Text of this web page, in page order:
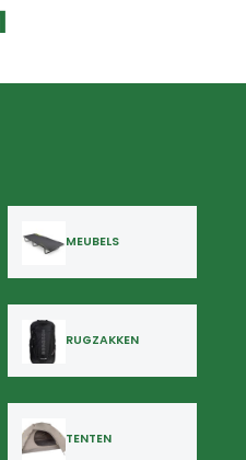
MEUBELS
RUGZAKKEN
TENTEN